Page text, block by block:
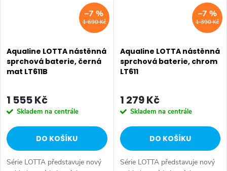
1 690 Kč
–7 %
Aqualine LOTTA nástěnná
sprchová baterie, černá
mat LT611B
1 555 Kč
Skladem na centrále
DO KOŠÍKU
Série LOTTA představuje nový
1 390 Kč
–7 %
Aqualine LOTTA nástěnná
sprchová baterie, chrom
LT611
1 279 Kč
Skladem na centrále
DO KOŠÍKU
Série LOTTA představuje nový